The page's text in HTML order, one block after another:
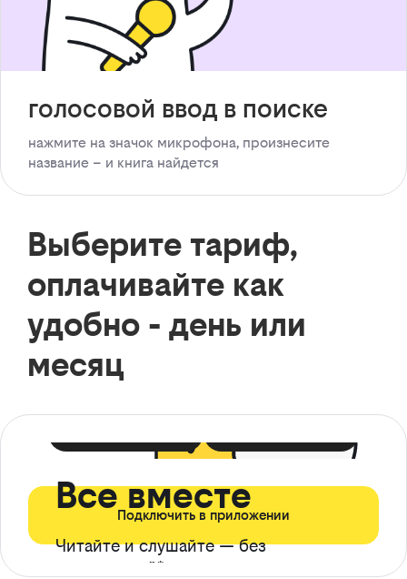
голосовой ввод в поиске
нажмите на значок микрофона, произнесите
название – и книга найдется
Выберите тариф,
оплачивайте как
удобно - день или
месяц
Все вместе
Читайте и слушайте — без
ограничений*
Подключить в приложении